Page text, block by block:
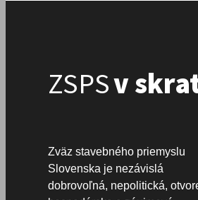
ZSPSv
Zväz stavebného priemyslu
Slovenska je nezávislá
dobrovoľná, nepolitická,